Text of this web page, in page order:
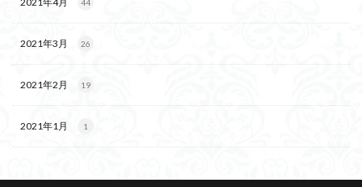
44
2021年3月 26
2021年2月 19
2021年1月 1